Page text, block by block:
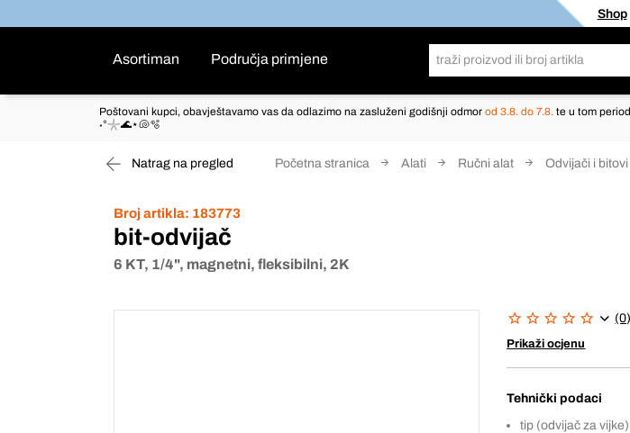
Shop
Asortiman Područja primjene
Poštovani kupci, obavještavamo vas da odlazimo na zasluženi godišnji odmor od 3.8. do 7.8. te u tom
˖°𓇼🌊⋆🐚🫧
Natrag na pregled Početna stranica Alati Ručni alat Odvijači i bitovi
Broj artikla: 183773
bit-odvijač
6 KT, 1/4", magnetni, fleksibilni, 2K
(0)
Prikaži ocjenu
Tehnički podaci
tip (odvijač za